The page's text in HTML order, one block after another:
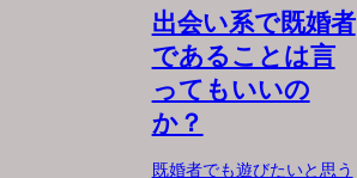
出会い系で既婚者
であることは言
ってもいいの
か？
既婚者でも遊びたいと思う